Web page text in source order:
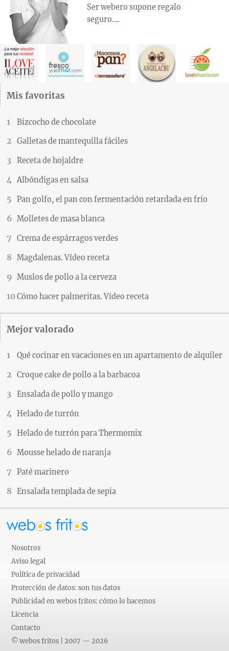
Ser webero supone regalo
seguro….
Mis favoritas
Bizcocho de chocolate
Galletas de mantequilla fáciles
Receta de hojaldre
Albóndigas en salsa
Pan golfo, el pan con fermentación retardada en frío
Molletes de masa blanca
Crema de espárragos verdes
Magdalenas. Vídeo receta
Muslos de pollo a la cerveza
Cómo hacer palmeritas. Vídeo receta
Mejor valorado
Qué cocinar en vacaciones en un apartamento de alquiler
Croque cake de pollo a la barbacoa
Ensalada de pollo y mango
Helado de turrón
Helado de turrón para Thermomix
Mousse helado de naranja
Paté marinero
Ensalada templada de sepia
Nosotros
Aviso legal
Política de privacidad
Protección de datos: son tus datos
Publicidad en webos fritos: cómo lo hacemos
Licencia
Contacto
© webos fritos | 2007 — 2026